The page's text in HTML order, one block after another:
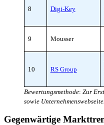
8 Digi-Key
9 Mousser
10 RS Group
Bewertungsmethode: Zur
sowie
Gegenwärtige